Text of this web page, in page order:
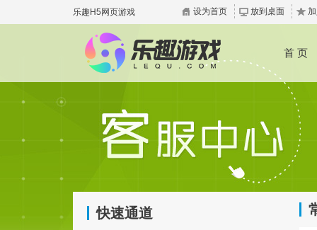
乐趣H5网页游戏 设为首页 放到桌面
首 页
快速通道